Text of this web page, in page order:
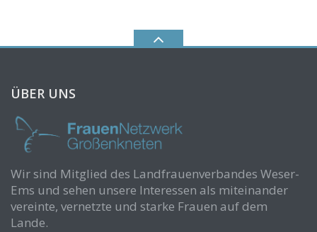
ÜBER UNS
Wir sind Mitglied des Landfrauenverbandes Weser-
Ems und sehen unsere Interessen als miteinander
vereinte, vernetzte und starke Frauen auf dem
Lande.